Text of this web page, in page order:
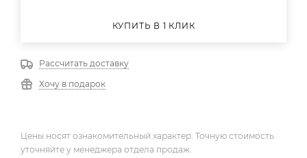
КУПИТЬ В 1 КЛИК
Рассчитать доставку
Хочу в подарок
Цены носят ознакомительный характер. Точную стоимость
уточняйте у менеджера отдела продаж.